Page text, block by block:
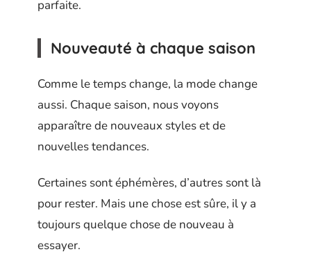
parfaite.
Nouveauté à chaque saison
Comme le temps change, la mode change
aussi. Chaque saison, nous voyons
apparaître de nouveaux styles et de
nouvelles tendances.
Certaines sont éphémères, d’autres sont là
pour rester. Mais une chose est sûre, il y a
toujours quelque chose de nouveau à
essayer.